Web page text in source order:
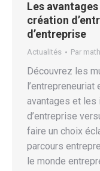
Les
création
d’entreprise
Actualités Par
Découvrez les
avantages et les
d’entreprise
faire un choix
parcours
le monde